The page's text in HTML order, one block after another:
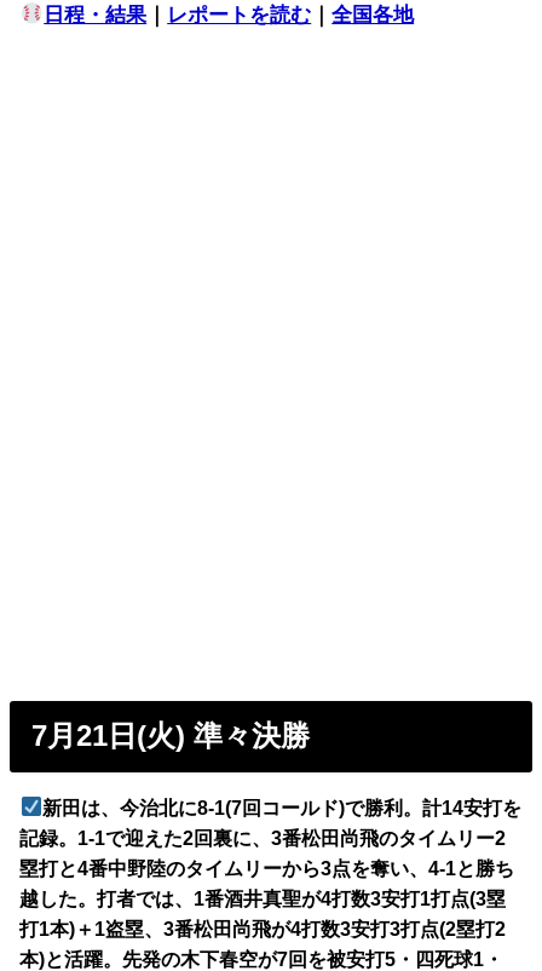
日程・結果 ｜ レポートを読む ｜全国各地
7月21日(火) 準々決勝
新田は、今治北に8-1(7回コールド)で勝利。計14安打を
記録。1-1で迎えた2回裏に、3番松田尚飛のタイムリー2
塁打と4番中野陸のタイムリーから3点を奪い、4-1と勝ち
越した。打者では、1番酒井真聖が4打数3安打1打点(3塁
打1本)＋1盗塁、3番松田尚飛が4打数3安打3打点(2塁打2
本)と活躍。先発の木下春空が7回を被安打5・四死球1・